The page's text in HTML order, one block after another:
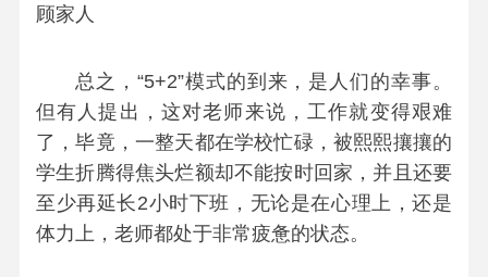
顾家人
总之，“5+2”模式的到来，是人们的幸事。
但有人提出，这对老师来说，工作就变得艰难
了，毕竟，一整天都在学校忙碌，被熙熙攘攘的
学生折腾得焦头烂额却不能按时回家，并且还要
至少再延长2小时下班，无论是在心理上，还是
体力上，老师都处于非常疲惫的状态。